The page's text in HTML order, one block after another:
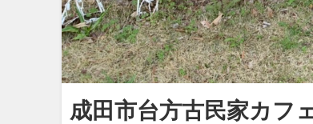
成田市台方古民家カフ